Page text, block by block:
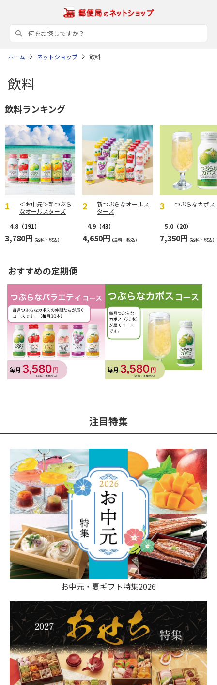
ホーム ネットショップ 飲料
飲料
飲料ランキング
＜お中元＞新つぶら
なオールスターズ
4.8 （191）
3,780円 (送料・税込)
新つぶらなオールス
ターズ
4.9 （43）
4,650円 (送料・税込)
つぶらなカボス
5.0 （20）
7,350円 (送料・税込)
おすすめの定期便
注目特集
お中元・夏ギフト特集2026